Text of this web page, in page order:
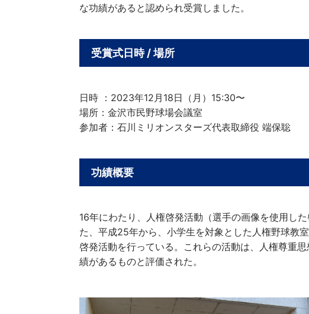
な功績があると認められ受賞しました。
受賞式日時 / 場所
日時 ：2023年12月18日（月）15:30〜
場所：金沢市民野球場会議室
参加者：石川ミリオンスターズ代表取締役 端保聡
功績概要
16年にわたり、人権啓発活動（選手の画像を使用し
た、平成25年から、小学生を対象とした人権野球教
啓発活動を行っている。これらの活動は、人権尊重
績があるものと評価された。